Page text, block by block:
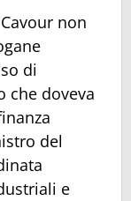
non
di
che doveva
del
e